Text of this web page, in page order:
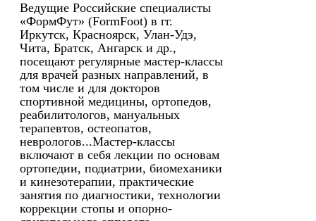
Ведущие Российские специалисты
«ФормФут» (FormFoot) в гг.
Иркутск, Красноярск, Улан-Удэ,
Чита, Братск, Ангарск и др.,
посещают регулярные мастер-классы
для врачей разных направлений, в
том числе и для докторов
спортивной медицины, ортопедов,
реабилитологов, мануальных
терапевтов, остеопатов,
неврологов...Мастер-классы
включают в себя лекции по основам
ортопедии, подиатрии, биомеханики
и кинезотерапии, практические
занятия по диагностики, технологии
коррекции стопы и опорно-